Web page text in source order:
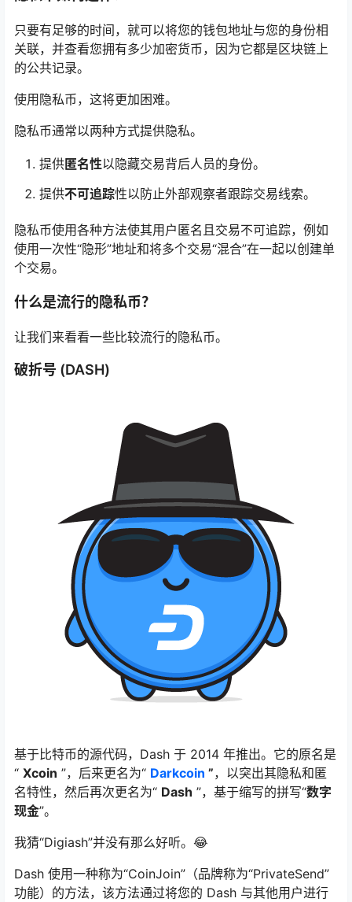
只要有足够的时间，就可以将您的钱包地址与您的身份相
关联，并查看您拥有多少加密货币，因为它都是区块链上
的公共记录。
使用隐私币，这将更加困难。
隐私币通常以两种方式提供隐私。
提供匿名性以隐藏交易背后人员的身份。
提供不可追踪性以防止外部观察者跟踪交易线索。
隐私币使用各种方法使其用户匿名且交易不可追踪，例如
使用一次性“隐形”地址和将多个交易“混合”在一起以创建单
个交易。
什么是流行的隐私币？
让我们来看看一些比较流行的隐私币。
破折号 (DASH)
基于比特币的源代码，Dash 于 2014 年推出。它的原名是
“ Xcoin ”，后来更名为“ Darkcoin ”，以突出其隐私和匿
名特性，然后再次更名为“ Dash ”，基于缩写的拼写“数字
现金”。
我猜“Digiash”并没有那么好听。😂
Dash 使用一种称为“CoinJoin”（品牌称为“PrivateSend”
功能）的方法，该方法通过将您的 Dash 与其他用户进行